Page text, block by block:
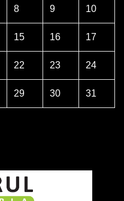
8 9 10
15 16 17
22 23 24
29 30 31